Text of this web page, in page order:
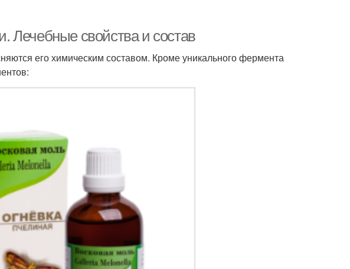
Лечебные свойства и состав
его химическим составом. Кроме уникального фермента